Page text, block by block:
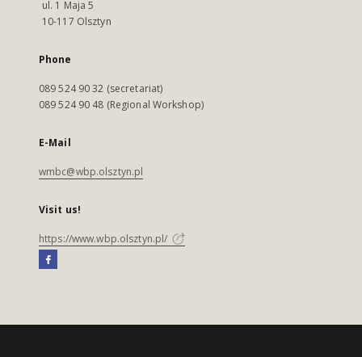
ul. 1 Maja 5
10-117 Olsztyn
Phone
089 524 90 32 (secretariat)
089 524 90 48 (Regional Workshop)
E-Mail
wmbc@wbp.olsztyn.pl
Visit us!
https://www.wbp.olsztyn.pl/